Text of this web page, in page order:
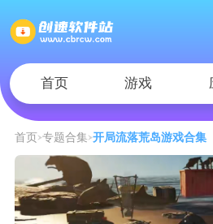
首页 游戏
首页 专题合集 开局流落荒岛游戏合集